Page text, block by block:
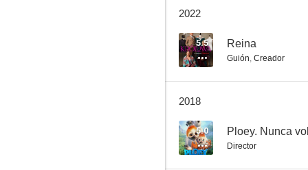
2022
5.5 Reina
Guión, Creador
2018
5.0 Ploey. Nunca
Director